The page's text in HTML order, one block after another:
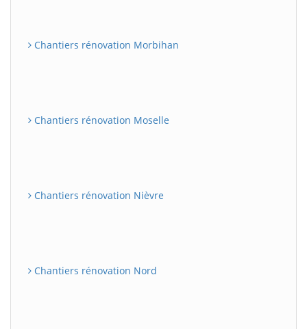
Chantiers rénovation Morbihan
Chantiers rénovation Moselle
Chantiers rénovation Nièvre
Chantiers rénovation Nord